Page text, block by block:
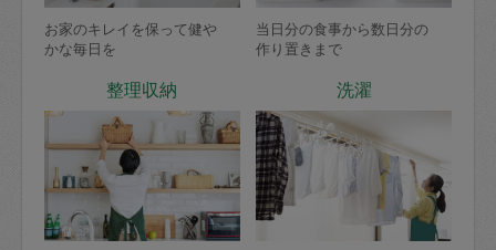
お家のキレイを保って健や
かな毎日を
当日分の食事から数日分の
作り置きまで
整理収納 洗濯